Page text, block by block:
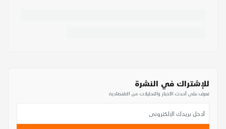
للإشتراك في النشرة
تعرف على أحدث الأخبار والتحليلات من الاقتصادية